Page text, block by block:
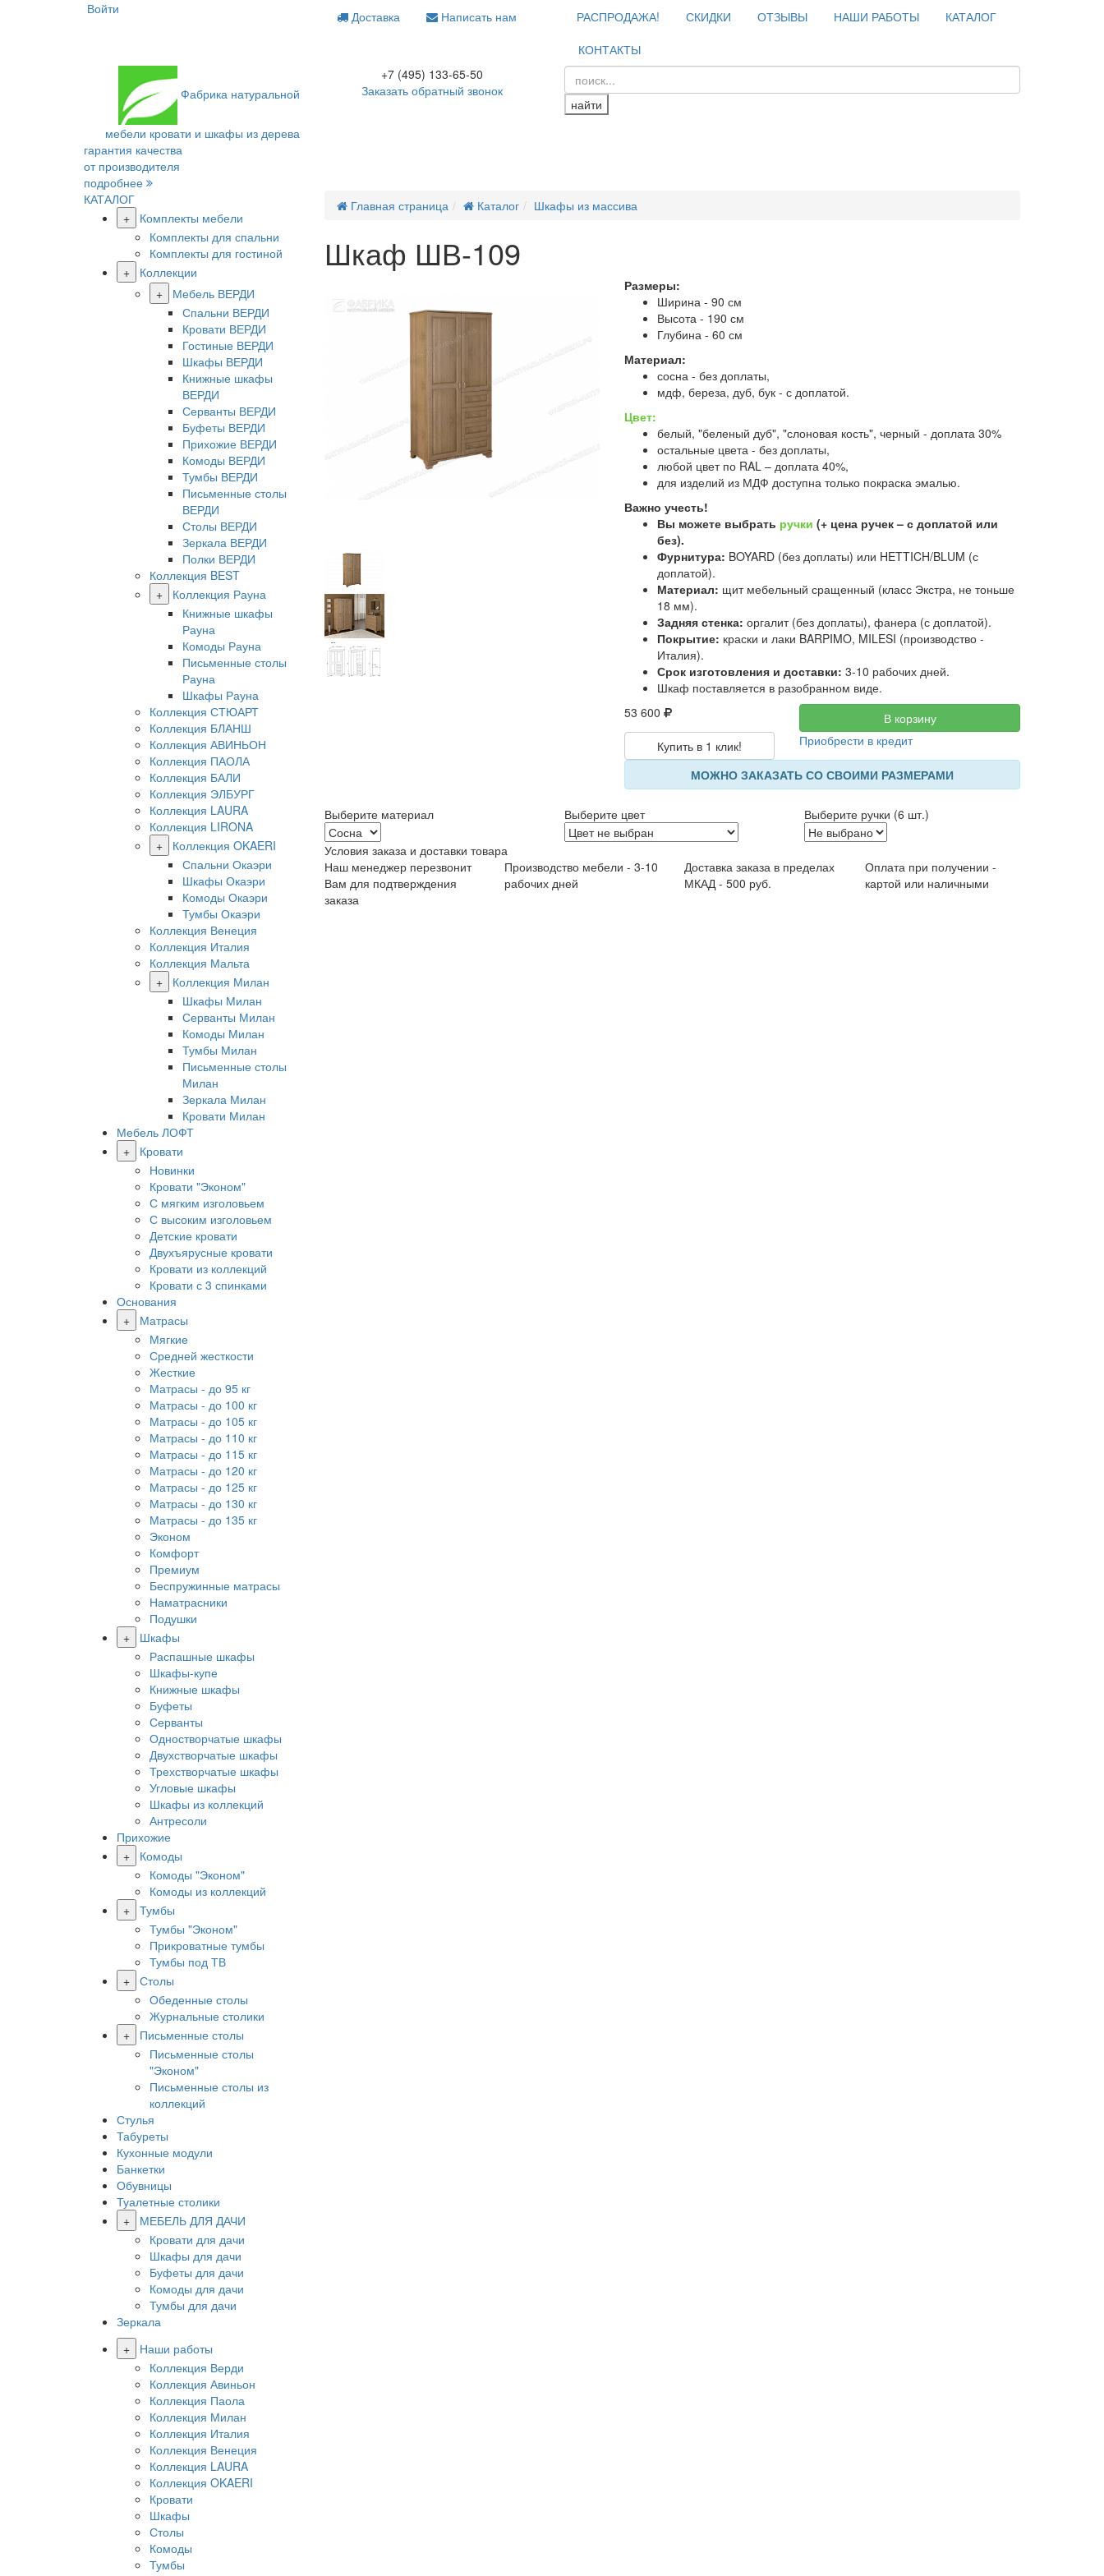
Войти Доставка Написать нам РАСПРОДАЖА! СКИДКИ ОТЗЫВЫ НАШИ РАБОТЫ
КАТАЛОГ
КОНТАКТЫ
Фабрика натуральной
мебели кровати и шкафы из дерева
+7 (495) 133-65-50
Заказать обратный звонок
найти
гарантия качества
от производителя
подробнее
КАТАЛОГ
+
Комплекты мебели
Комплекты для спальни
Комплекты для гостиной
+
Коллекции
+
Мебель ВЕРДИ
Спальни ВЕРДИ
Кровати ВЕРДИ
Гостиные ВЕРДИ
Шкафы ВЕРДИ
Книжные шкафы
ВЕРДИ
Серванты ВЕРДИ
Буфеты ВЕРДИ
Прихожие ВЕРДИ
Комоды ВЕРДИ
Тумбы ВЕРДИ
Письменные столы
ВЕРДИ
Столы ВЕРДИ
Зеркала ВЕРДИ
Полки ВЕРДИ
Коллекция BEST
+
Коллекция Рауна
Книжные шкафы
Рауна
Комоды Рауна
Письменные столы
Рауна
Шкафы Рауна
Коллекция СТЮАРТ
Коллекция БЛАНШ
Коллекция АВИНЬОН
Коллекция ПАОЛА
Коллекция БАЛИ
Коллекция ЭЛБУРГ
Коллекция LAURA
Коллекция LIRONA
+
Коллекция OKAERI
Спальни Окаэри
Шкафы Окаэри
Комоды Окаэри
Тумбы Окаэри
Коллекция Венеция
Коллекция Италия
Коллекция Мальта
+
Коллекция Милан
Шкафы Милан
Серванты Милан
Комоды Милан
Тумбы Милан
Письменные столы
Милан
Зеркала Милан
Кровати Милан
Мебель ЛОФТ
+
Кровати
Новинки
Кровати "Эконом"
С мягким изголовьем
С высоким изголовьем
Детские кровати
Двухъярусные кровати
Кровати из коллекций
Кровати с 3 спинками
Основания
+
Матрасы
Мягкие
Средней жесткости
Жесткие
Матрасы - до 95 кг
Матрасы - до 100 кг
Матрасы - до 105 кг
Матрасы - до 110 кг
Матрасы - до 115 кг
Матрасы - до 120 кг
Матрасы - до 125 кг
Матрасы - до 130 кг
Матрасы - до 135 кг
Эконом
Комфорт
Премиум
Беспружинные матрасы
Наматрасники
Подушки
+
Шкафы
Распашные шкафы
Шкафы-купе
Книжные шкафы
Буфеты
Серванты
Одностворчатые шкафы
Двухстворчатые шкафы
Трехстворчатые шкафы
Угловые шкафы
Шкафы из коллекций
Антресоли
Прихожие
+
Комоды
Комоды "Эконом"
Комоды из коллекций
+ Тумбы
Тумбы "Эконом"
Прикроватные тумбы
Тумбы под ТВ
+ Столы
Обеденные столы
Журнальные столики
+
Письменные столы
Письменные столы
"Эконом"
Письменные столы из
коллекций
Стулья
Табуреты
Кухонные модули
Банкетки
Обувницы
Туалетные столики
+
МЕБЕЛЬ ДЛЯ ДАЧИ
Кровати для дачи
Шкафы для дачи
Буфеты для дачи
Комоды для дачи
Тумбы для дачи
Зеркала
+
Наши работы
Коллекция Верди
Коллекция Авиньон
Коллекция Паола
Коллекция Милан
Коллекция Италия
Коллекция Венеция
Коллекция LAURA
Коллекция OKAERI
Кровати
Шкафы
Столы
Комоды
Тумбы
Главная страница Каталог Шкафы из массива
Шкаф ШВ-109
Размеры:
Ширина - 90 см
Высота - 190 см
Глубина - 60 см
Материал:
сосна - без доплаты,
мдф, береза, дуб, бук - с доплатой.
Цвет:
белый, "беленый дуб", "слоновая кость", черный - доплата 30%
остальные цвета - без доплаты,
любой цвет по RAL – доплата 40%,
для изделий из МДФ доступна только покраска эмалью.
Важно учесть!
Вы можете выбрать ручки (+ цена ручек – с доплатой или
без).
Фурнитура: BOYARD (без доплаты) или HETTICH/BLUM (с
доплатой).
Материал: щит мебельный сращенный (класс Экстра, не тоньше
18 мм).
Задняя стенка: оргалит (без доплаты), фанера (с доплатой).
Покрытие: краски и лаки BARPIMO, MILESI (производство -
Италия).
Срок изготовления и доставки: 3-10 рабочих дней.
Шкаф поставляется в разобранном виде.
53 600
В корзину
Купить в 1 клик!
Приобрести в кредит
МОЖНО ЗАКАЗАТЬ СО СВОИМИ РАЗМЕРАМИ
Выберите материал Выберите цвет Выберите ручки (6 шт.)
Условия заказа и доставки товара
Наш менеджер перезвонит
Вам для подтверждения
заказа
Производство мебели - 3-10
рабочих дней
Доставка заказа в пределах
МКАД - 500 руб.
Оплата при получении -
картой или наличными